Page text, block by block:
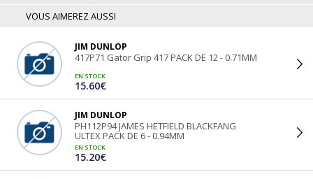
VOUS AIMEREZ AUSSI
JIM DUNLOP
417P71 Gator Grip 417 PACK DE 12 - 0.71MM
EN STOCK
15.60€
JIM DUNLOP
PH112P94 JAMES HETFIELD BLACKFANG
ULTEX PACK DE 6 - 0.94MM
EN STOCK
15.20€